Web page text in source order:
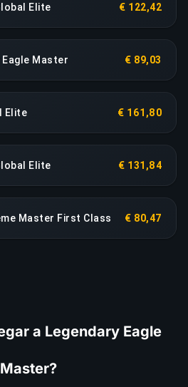
Elite € 122,42
Master € 89,03
Elite € 161,80
Elite € 131,84
Master First Class € 80,47
a Legendary Eagle
Master?